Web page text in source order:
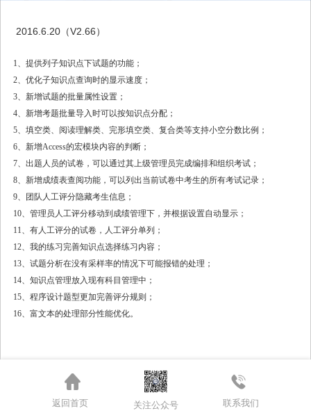
2016.6.20（V2.66）
1、提供列子知识点下试题的功能；
2、优化子知识点查询时的显示速度；
3、新增试题的批量属性设置；
4、新增考题批量导入时可以按知识点分配；
5、填空类、阅读理解类、完形填空类、复合类等支持小空分数比例；
6、新增Access的宏模块内容的判断；
7、出题人员的试卷，可以通过其上级管理员完成编排和组织考试；
8、新增成绩表查阅功能，可以列出当前试卷中考生的所有考试记录；
9、团队人工评分隐藏考生信息；
10、管理员人工评分移动到成绩管理下，并根据设置自动显示；
11、有人工评分的试卷，人工评分单列；
12、我的练习完善知识点选择练习内容；
13、试题分析在没有采样率的情况下可能报错的处理；
14、知识点管理放入现有科目管理中；
15、程序设计题型更加完善评分规则；
16、富文本的处理部分性能优化。
返回首页 关注公众号 联系我们